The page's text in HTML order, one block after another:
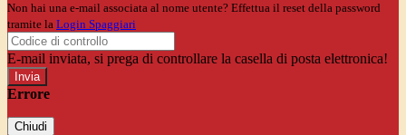
Non hai una e-mail associata al nome utente? Effettua il reset della password
tramite la Login Spaggiari
E-mail inviata, si prega di controllare la casella di posta elettronica!
Errore
Chiudi